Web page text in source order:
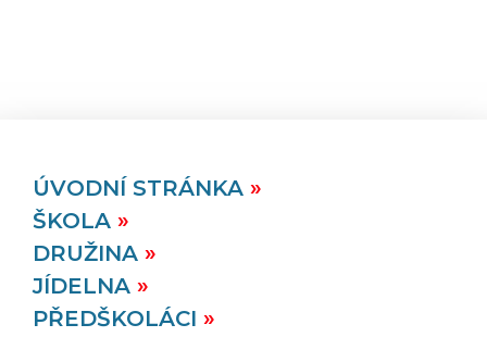
ÚVODNÍ STRÁNKA
ŠKOLA
DRUŽINA
JÍDELNA
PŘEDŠKOLÁCI